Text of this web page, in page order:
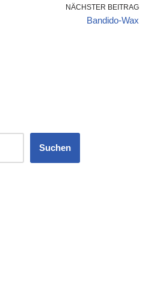
NÄCHSTER BEITRAG
Bandido-Wax
Suchen